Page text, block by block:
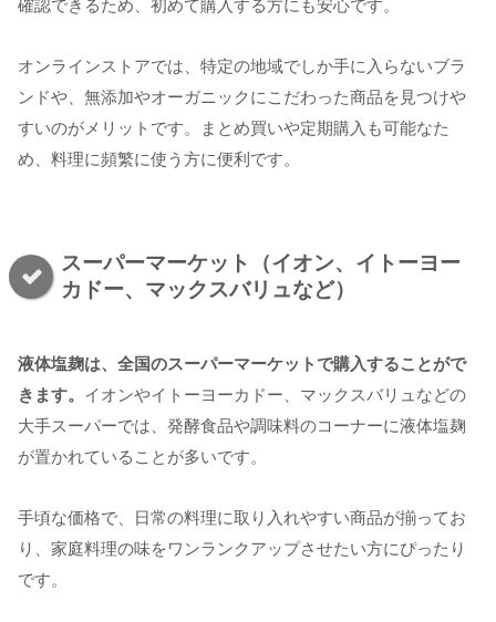
確認できるため、初めて購入する方にも安心です。
オンラインストアでは、特定の地域でしか手に入らないブラ
ンドや、無添加やオーガニックにこだわった商品を見つけや
すいのがメリットです。まとめ買いや定期購入も可能なた
め、料理に頻繁に使う方に便利です。
スーパーマーケット（イオン、イトーヨー
カドー、マックスバリュなど）
液体塩麹は、全国のスーパーマーケットで購入することがで
きます。 イオンやイトーヨーカドー、マックスバリュなどの
大手スーパーでは、発酵食品や調味料のコーナーに液体塩麹
が置かれていることが多いです。
手頃な価格で、日常の料理に取り入れやすい商品が揃ってお
り、家庭料理の味をワンランクアップさせたい方にぴったり
です。